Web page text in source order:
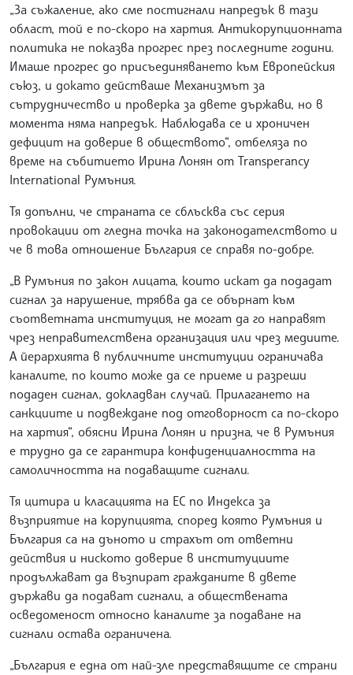
„За съжаление, ако сме постигнали напредък в тази
област, той е по-скоро на хартия. Антикорупционната
политика не показва прогрес през последните години.
Имаше прогрес до присъединяването към Европейския
съюз, и докато действаше Механизмът за
сътрудничество и проверка за двете държави, но в
момента няма напредък. Наблюдава се и хроничен
дефицит на доверие в обществото“, отбеляза по
време на събитието Ирина Лонян от Transperancy
International Румъния.
Тя допълни, че страната се сблъсква със серия
провокации от гледна точка на законодателството и
че в това отношение България се справя по-добре.
„В Румъния по закон лицата, които искат да подадат
сигнал за нарушение, трябва да се обърнат към
съответната институция, не могат да го направят
чрез неправителствена организация или чрез медиите.
А йерархията в публичните институции ограничава
каналите, по които може да се приеме и разреши
подаден сигнал, докладван случай. Прилагането на
санкциите и подвеждане под отговорност са по-скоро
на хартия“, обясни Ирина Лонян и призна, че в Румъния
е трудно да се гарантира конфиденциалността на
самоличността на подаващите сигнали.
Тя цитира и класацията на ЕС по Индекса за
възприятие на корупцията, според която Румъния и
България са на дъното и страхът от ответни
действия и ниското доверие в институциите
продължават да възпират гражданите в двете
държави да подават сигнали, а обществената
осведоменост относно каналите за подаване на
сигнали остава ограничена.
„България е една от най-зле представящите се страни